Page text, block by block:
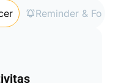
Reminder & Follow-